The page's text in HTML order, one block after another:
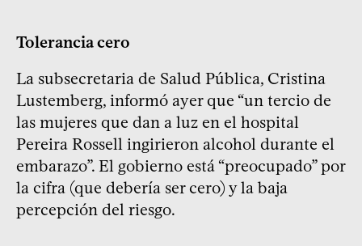
Tolerancia cero
La subsecretaria de Salud Pública, Cristina
Lustemberg, informó ayer que “un tercio de
las mujeres que dan a luz en el hospital
Pereira Rossell ingirieron alcohol durante el
embarazo”. El gobierno está “preocupado” por
la cifra (que debería ser cero) y la baja
percepción del riesgo.